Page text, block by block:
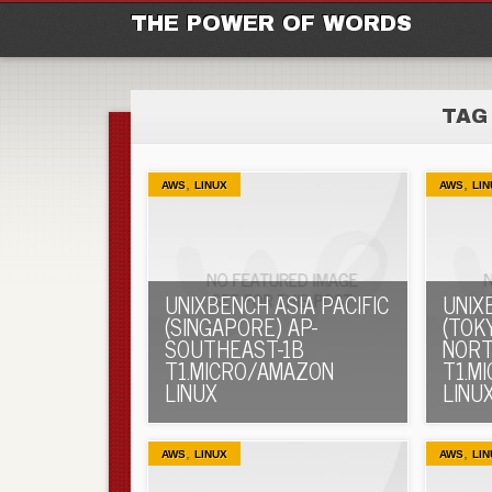
THE POWER OF WORDS
AWS ,LINUX
UNIXBENCH ASIA PACIFIC
(SINGAPORE) AP-
SOUTHEAST-1B
T1.MICRO/AMAZON
LINUX
AWS,
AWS ,LINUX AWS,